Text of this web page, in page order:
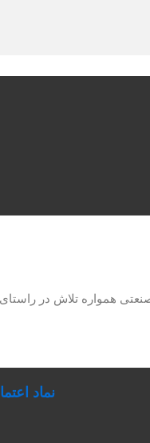
محصولات برق صنعتی همواره تلاش
نماد